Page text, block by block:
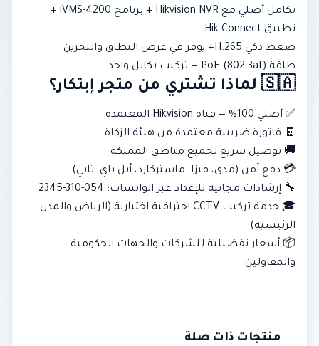
تكامل أصلي مع Hikvision NVR + برنامج iVMS-4200 +
تطبيق Hik-Connect
ضغط ذكي H.265+ يوفر في عرض النطاق والتخزين
طاقة PoE (802.3af) — تركيب بكابل واحد
🇸🇦 لماذا تشتري من متجر إبتكار؟
✅ أصلي 100% — قناة Hikvision المعتمدة
🧾 فاتورة ضريبية معتمدة من هيئة الزكاة
🚚 توصيل سريع لجميع مناطق المملكة
💳 دفع آمن (مدى، فيزا، ماستركارد، أبل باي، تابي)
🔧 إرشادات مجانية للإعداد عبر الواتساب: 054-310-2345
🎓 خدمة تركيب CCTV احترافية اختيارية (الرياض والمدن
الرئيسية)
📦 أسعار تفضيلية للشركات والجهات الحكومية
والمقاولين
منتجات ذات صلة